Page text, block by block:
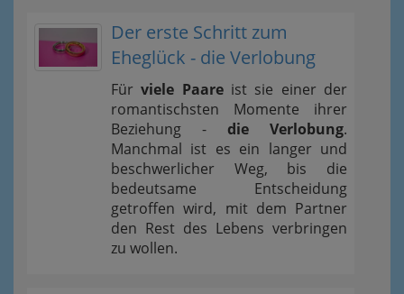
Der erste Schritt zum
Eheglück - die Verlobung
Fürviele Paareist sie einer der
romantischsten Momente ihrer
Beziehung - die Verlobung.
Manchmal ist es ein langer und
beschwerlicher Weg, bis die
bedeutsame Entscheidung
getroffen wird, mit dem Partner
den Rest des Lebens verbringen
zu wollen.